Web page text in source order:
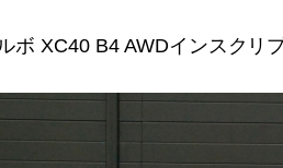
ボ XC40 B4 AWDインスクリ